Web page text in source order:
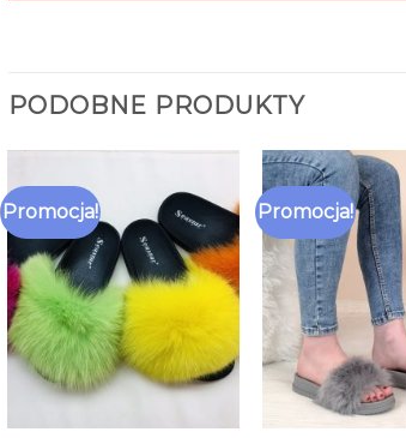
PODOBNE PRODUKTY
Promocja! Promocja!